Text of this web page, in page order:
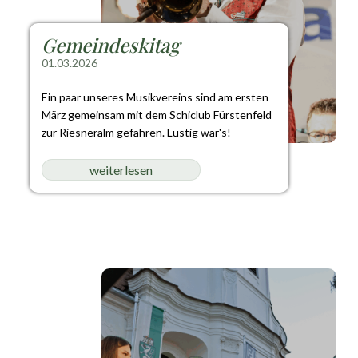
Gemeindeskitag
01.03.2026
Ein paar unseres Musikvereins sind am ersten
März gemeinsam mit dem Schiclub Fürstenfeld
zur Riesneralm gefahren. Lustig war's!
weiterlesen